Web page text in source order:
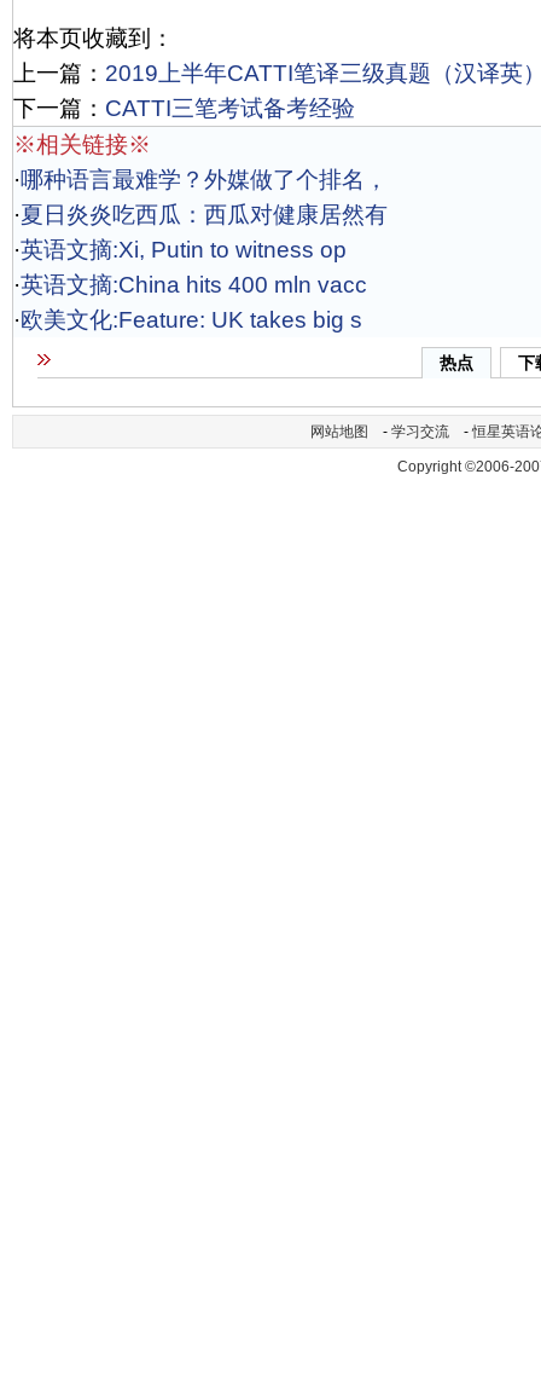
将本页收藏到：
上一篇： 2019上半年CATTI笔译三级真题（汉译英
下一篇： CATTI三笔考试备考经验
※相关链接※
·哪种语言最难学？外媒做了个排名，
·夏日炎炎吃西瓜：西瓜对健康居然有
·英语文摘:Xi, Putin to witness op
·英语文摘:China hits 400 mln vacc
·欧美文化:Feature: UK takes big s
热点 下
网站地图 - 学习交流 -恒星英语
Copyright ©2006-